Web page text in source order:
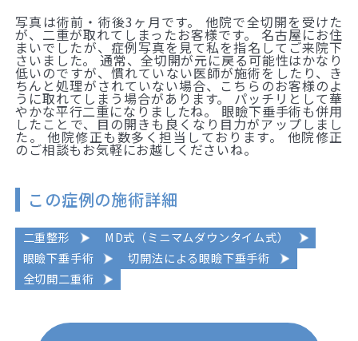
写真は術前・術後3ヶ月です。 他院で全切開を受けた
が、二重が取れてしまったお客様です。 名古屋にお住
まいでしたが、症例写真を見て私を指名してご来院下
さいました。 通常、全切開が元に戻る可能性はかなり
低いのですが、慣れていない医師が施術をしたり、き
ちんと処理がされていない場合、こちらのお客様のよ
うに取れてしまう場合があります。 パッチリとして華
やかな平行二重になりましたね。 眼瞼下垂手術も併用
したことで、目の開きも良くなり目力がアップしまし
た。 他院修正も数多く担当しております。 他院修正
のご相談もお気軽にお越しくださいね。
この症例の施術詳細
二重整形
MD式（ミニマムダウンタイム式）
眼瞼下垂手術
切開法による眼瞼下垂手術
全切開二重術